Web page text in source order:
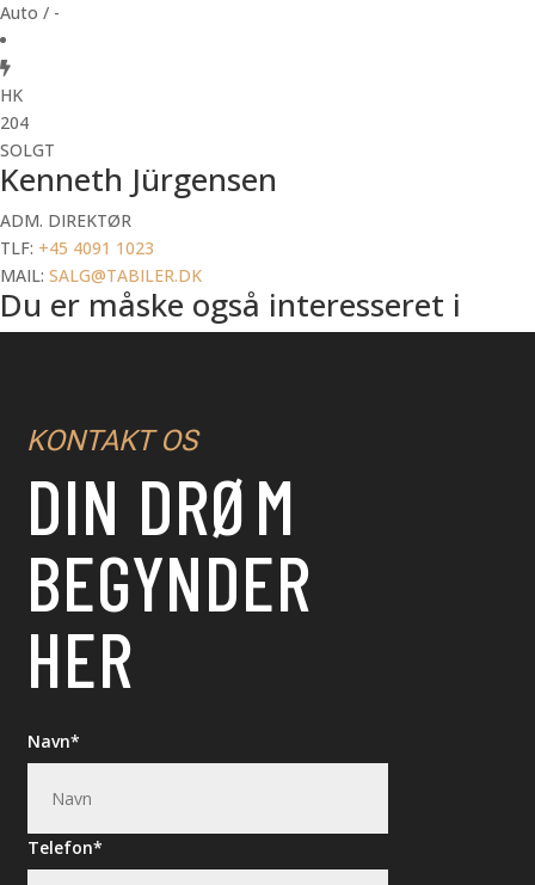
Auto / -
HK
204
SOLGT
Kenneth Jürgensen
ADM. DIREKTØR
TLF: +45 4091 1023
MAIL: SALG@TABILER.DK
Du er måske også interesseret i
KONTAKT OS
DIN DRØM
BEGYNDER
HER
Navn
Telefon